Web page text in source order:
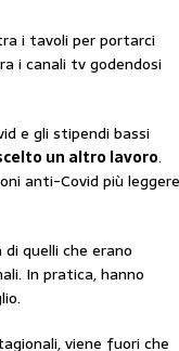
i tavoli per portarci
i canali tv godendosi
e gli stipendi bassi
un altro lavoro.
anti-Covid più leggere
quelli che erano
In pratica, hanno
viene fuori che